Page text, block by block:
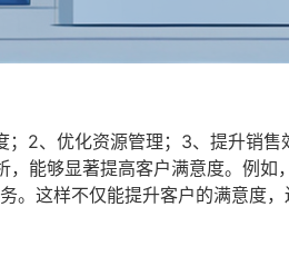
；2、优化资源管理；3、提升销售
能够显著提高客户满意度。例如
。这样不仅能提升客户的满意度